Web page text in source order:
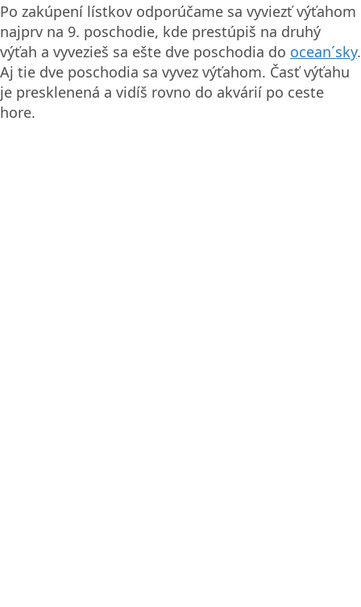
Po zakúpení lístkov odporúčame sa vyviezť výťahom
najprv na 9. poschodie, kde prestúpiš na druhý
výťah a vyvezieš sa ešte dve poschodia do ocean´sky.
Aj tie dve poschodia sa vyvez výťahom. Časť výťahu
je presklenená a vidíš rovno do akvárií po ceste
hore.